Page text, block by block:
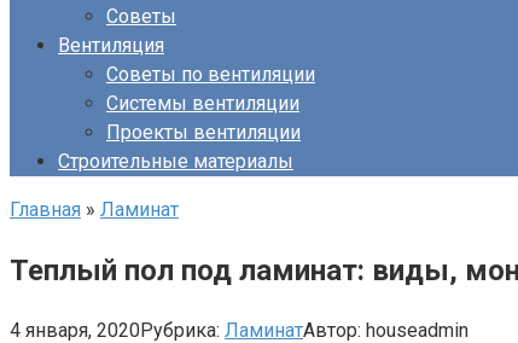
Советы
Вентиляция
Советы по вентиляции
Системы вентиляции
Проекты вентиляции
Строительные материалы
Главная » Ламинат
Теплый пол под ламинат: виды,
4 января, 2020Рубрика: ЛаминатАвтор: houseadmin